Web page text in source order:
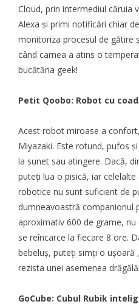
Cloud, prin intermediul căruia
Alexa și primi notificări chiar
monitoriza procesul de gătire
când carnea a atins o
bucătăria geek!
Petit Qoobo: Robot cu
Acest robot miroase a
Miyazaki. Este rotund, pufos
la sunet sau atingere. Dacă,
puteți lua o pisică, iar
robotice nu sunt suficient de
dumneavoastră companionul
aproximativ 600 de grame,
se reîncarce la fiecare 8 ore.
bebeluș, puteți simți o ușoară
rezista unei asemenea
GoCube: Cubul Rubik